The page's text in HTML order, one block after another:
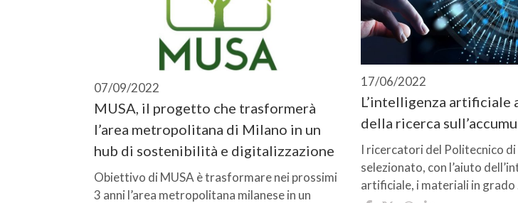
07/09/2022
MUSA, il progetto che trasformerà
l’area metropolitana di Milano in un
hub di sostenibilità e digitalizzazione
Obiettivo di MUSA è trasformare nei prossimi
3 anni l’area metropolitana milanese in un
17/06/2022
L’intelligenza artificiale
della ricerca
I ricercatori del Politecnico
selezionato, con l’aiuto
artificiale, i materiali in grado